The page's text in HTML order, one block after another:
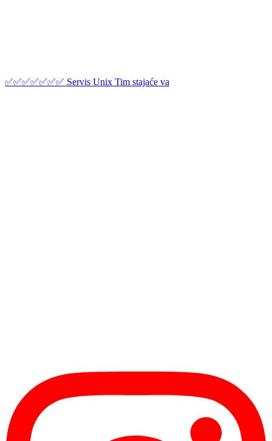
✅✅✅✅✅✅✅ Servis Unix Tim stajaće va